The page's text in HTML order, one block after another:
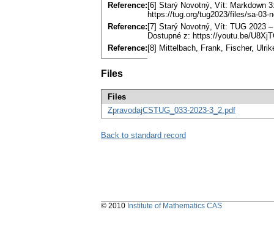
Reference: [6] Starý Novotný, Vít: Markdown
https://tug.org/tug2023/files/sa-03-
Reference: [7] Starý Novotný, Vít: TUG 2023
Dostupné z: https://youtu.be/
Reference: [8] Mittelbach, Frank, Fischer,
Files
Files
ZpravodajCSTUG_033-2023-3_2.pdf
Back to standard record
© 2010 Institute of Mathematics CAS